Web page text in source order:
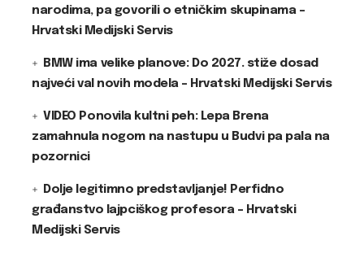
narodima, pa govorili o etničkim skupinama –
Hrvatski Medijski Servis
BMW ima velike planove: Do 2027. stiže dosad
najveći val novih modela – Hrvatski Medijski Servis
VIDEO Ponovila kultni peh: Lepa Brena
zamahnula nogom na nastupu u Budvi pa pala na
pozornici
Dolje legitimno predstavljanje! Perfidno
građanstvo lajpciškog profesora – Hrvatski
Medijski Servis